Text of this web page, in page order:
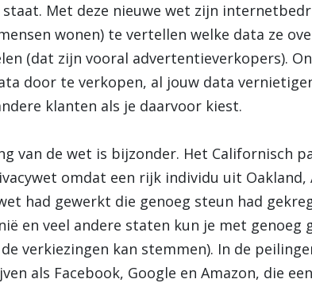
Met deze nieuwe wet zijn
wonen) te vertellen welke data ze
(dat zijn vooral advertentieverkopers).
door te verkopen, al jouw data
klanten als je daarvoor kiest.
van de wet is bijzonder. Het Californisch
omdat een rijk individu uit
had gewerkt die genoeg steun had
en veel andere staten kun je met
verkiezingen kan stemmen). In de
als Facebook, Google en Amazon, die